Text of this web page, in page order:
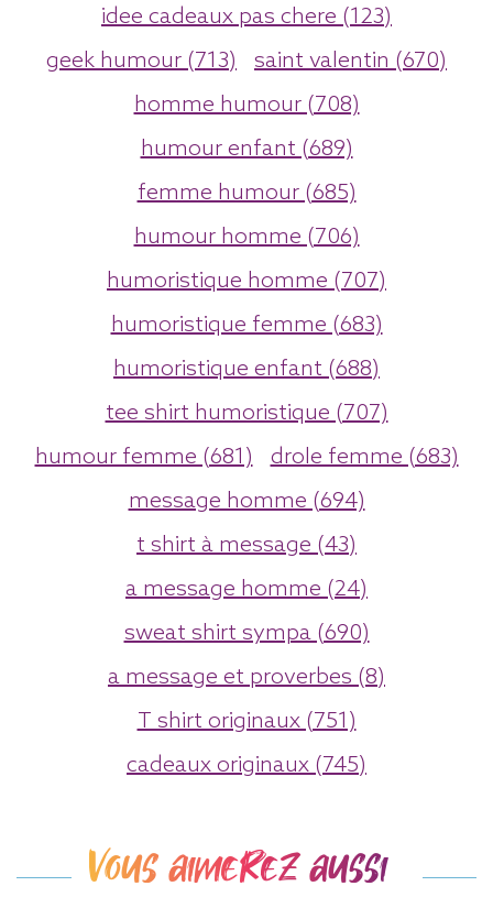
idee cadeaux pas chere (123)
geek humour (713)
saint valentin (670)
homme humour (708)
humour enfant (689)
femme humour (685)
humour homme (706)
humoristique homme (707)
humoristique femme (683)
humoristique enfant (688)
tee shirt humoristique (707)
humour femme (681)
drole femme (683)
message homme (694)
t shirt à message (43)
a message homme (24)
sweat shirt sympa (690)
a message et proverbes (8)
T shirt originaux (751)
cadeaux originaux (745)
Vous aimerez aussi